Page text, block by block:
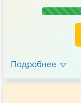
Подробнее